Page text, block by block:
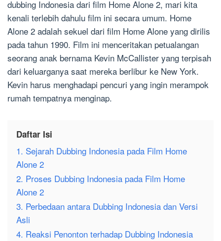
dubbing Indonesia dari film Home Alone 2, mari kita
kenali terlebih dahulu film ini secara umum. Home
Alone 2 adalah sekuel dari film Home Alone yang dirilis
pada tahun 1990. Film ini menceritakan petualangan
seorang anak bernama Kevin McCallister yang terpisah
dari keluarganya saat mereka berlibur ke New York.
Kevin harus menghadapi pencuri yang ingin merampok
rumah tempatnya menginap.
Daftar Isi
1. Sejarah Dubbing Indonesia pada Film Home
Alone 2
2. Proses Dubbing Indonesia pada Film Home
Alone 2
3. Perbedaan antara Dubbing Indonesia dan Versi
Asli
4. Reaksi Penonton terhadap Dubbing Indonesia